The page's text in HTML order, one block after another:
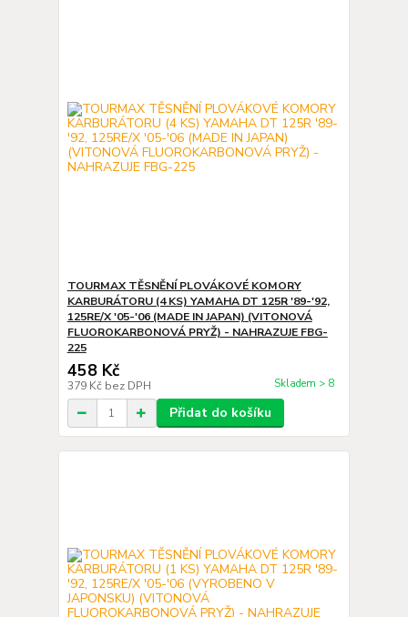
TOURMAX TĚSNĚNÍ PLOVÁKOVÉ KOMORY
KARBURÁTORU (4 KS) YAMAHA DT 125R '89-'92,
125RE/X '05-'06 (MADE IN JAPAN) (VITONOVÁ
FLUOROKARBONOVÁ PRYŽ) - NAHRAZUJE FBG-
225
458 Kč
379 Kč bez DPH Skladem > 8
Přidat do košíku